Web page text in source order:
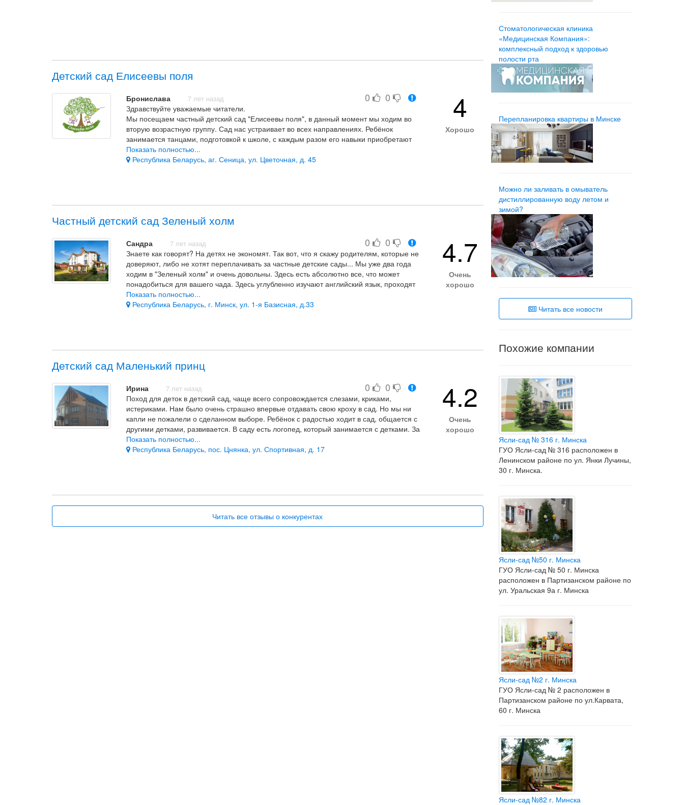
Детский сад Елисеевы поля
Бронислава 7 лет назад 0 0
Здравствуйте уважаемые читатели.
Мы посещаем частный детский сад "Елисеевы поля", в данный момент мы ходим во
вторую возрастную группу. Сад нас устраивает во всех направлениях. Ребёнок
занимается танцами, подготовкой к школе, с каждым разом его навыки приобретают
новый уровень, ребёнок развивается с положительной динамикой. В саду есть
логопед, который занимается с детками. У нас нет проблем с речью, но различные
Показать полностью...
Республика Беларусь, аг. Сеница, ул. Цветочная, д. 45
4
Хорошо
Частный детский сад Зеленый холм
Сандра 7 лет назад 0 0
Знаете как говорят? На детях не экономят. Так вот, что я скажу родителям, которые не
доверяют, либо не хотят переплачивать за частные детские сады... Мы уже два года
ходим в "Зеленый холм" и очень довольны. Здесь есть абсолютно все, что может
понадобиться для вашего чада. Здесь углубленно изучают английский язык, проходят
подготовку к школе, проводят развивающие занятия . В саду ведётся постоянное
видеонаблюдение - плюсы этого, я думаю не стоит перечислять.
видеонаблюдение квалифицированные педагоги качество пищи наличие логопеда и
психолога бассейн
Показать полностью...
Республика Беларусь, г. Минск, ул. 1-я Базисная, д.33
4.7
Очень
хорошо
Детский сад Маленький принц
Ирина 7 лет назад 0 0
Поход для деток в детский сад, чаще всего сопровождается слезами, криками,
истериками. Нам было очень страшно впервые отдавать свою кроху в сад. Но мы ни
капли не пожалели о сделанном выборе. Ребёнок с радостью ходит в сад, общается с
другими детками, развивается. В саду есть логопед, который занимается с детками. За
непродолжительный период времени, у нашего ребёнка, значительно возросли навыки
речи. Дальше будет ещё лучше) Также нас привлёк "Маленький принц" уклоном на
Показать полностью...
Республика Беларусь, пос. Цнянка, ул. Спортивная, д. 17
4.2
Очень
хорошо
Читать все отзывы о конкурентах
Стоматологическая клиника
«Медицинская Компания»:
комплексный подход к здоровью
полости рта
Перепланировка квартиры в Минске
Можно ли заливать в омыватель
дистиллированную воду летом и
зимой?
Читать все новости
Похожие компании
Ясли-сад № 316 г. Минска
ГУО Ясли-сад № 316 расположен в
Ленинском районе по ул. Янки Лучины,
30 г. Минска.
Ясли-сад №50 г. Минска
ГУО Ясли-сад № 50 г. Минска
расположен в Партизанском районе по
ул. Уральская 9а г. Минска
Ясли-сад №2 г. Минска
ГУО Ясли-сад № 2 расположен в
Партизанском районе по ул.Карвата,
60 г. Минска
Ясли-сад №82 г. Минска